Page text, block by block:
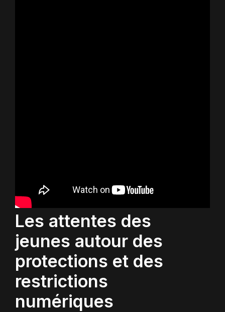
Les attentes des
jeunes autour des
protections et des
restrictions
numériques